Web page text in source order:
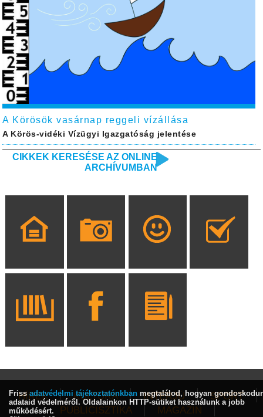
A Körösök vasárnap reggeli vízállása
A Körös-vidéki Vízügyi Igazgatóság jelentése
CIKKEK KERESÉSE AZ ONLINE
ARCHÍVUMBAN
HÍREK KULTÚRA INTERJÚ
SPORT
PUBLICISZTIKA
MAGAZIN
Friss adatvédelmi tájékoztatónkban megtalálod, hogyan
adataid védelméről. Oldalainkon HTTP-sütiket használunk a jobb
működésért.